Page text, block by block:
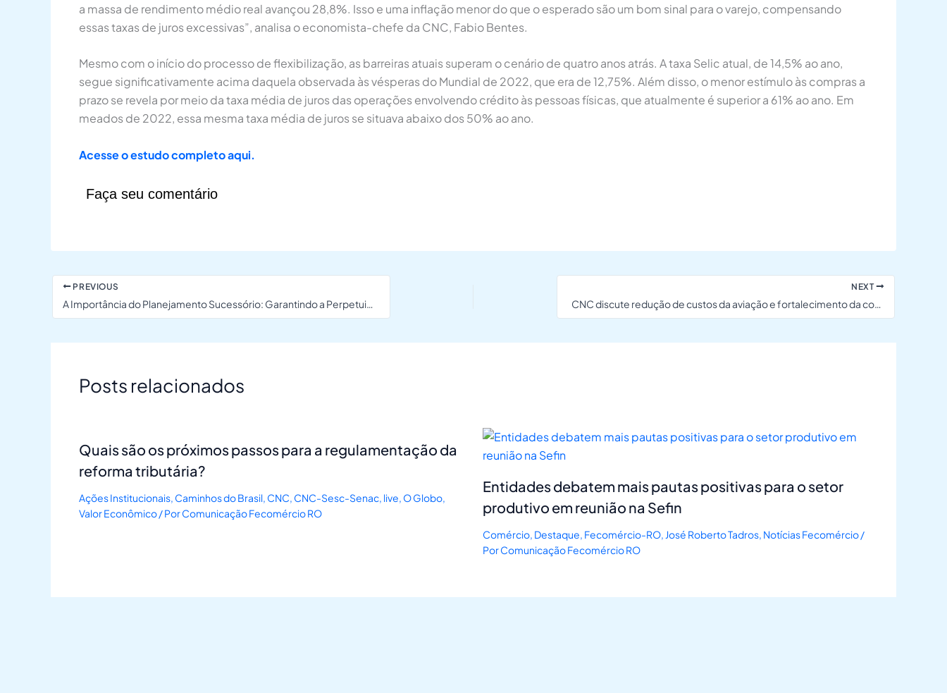
a massa de rendimento médio real avançou 28,8%. Isso e uma inflação menor do que o esperado são um bom sinal para o varejo, compensando
essas taxas de juros excessivas”, analisa o economista-chefe da CNC, Fabio Bentes.
Mesmo com o início do processo de flexibilização, as barreiras atuais superam o cenário de quatro anos atrás. A taxa Selic atual, de 14,5% ao ano,
segue significativamente acima daquela observada às vésperas do Mundial de 2022, que era de 12,75%. Além disso, o menor estímulo às compras a
prazo se revela por meio da taxa média de juros das operações envolvendo crédito às pessoas físicas, que atualmente é superior a 61% ao ano. Em
meados de 2022, essa mesma taxa média de juros se situava abaixo dos 50% ao ano.
Acesse o estudo completo aqui.
Faça seu comentário
PREVIOUS
A Importância do Planejamento Sucessório: Garantindo a Perpetuidade das Empresas em Rondônia
NEXT
CNC discute redução de custos da aviação e fortalecimento da conectividade regional com o governo federal
Posts relacionados
Quais são os próximos passos para a regulamentação da
reforma tributária?
Ações Institucionais, Caminhos do Brasil, CNC, CNC-Sesc-Senac, live, O Globo,
Valor Econômico/ PorComunicação Fecomércio RO
Entidades debatem mais pautas positivas para o setor
produtivo em reunião na Sefin
Comércio, Destaque, Fecomércio-RO, José Roberto Tadros, Notícias Fecomércio/
PorComunicação Fecomércio RO